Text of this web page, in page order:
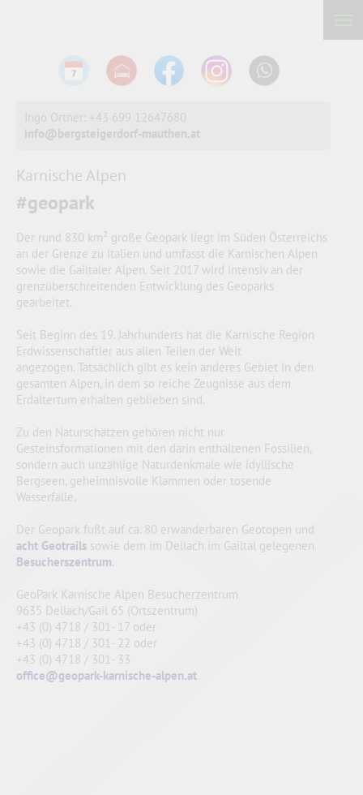
Ingo Ortner: +43 699 12647680
info@bergsteigerdorf-mauthen.at
Karnische Alpen
#geopark
Der rund 830 km² große Geopark liegt im Süden Österreichs
an der Grenze zu Italien und umfasst die Karnischen Alpen
sowie die Gailtaler Alpen. Seit 2017 wird intensiv an der
grenzüberschreitenden Entwicklung des Geoparks
gearbeitet.
Seit Beginn des 19. Jahrhunderts hat die Karnische Region
Erdwissenschaftler aus allen Teilen der Welt
angezogen. Tatsächlich gibt es kein anderes Gebiet in den
gesamten Alpen, in dem so reiche Zeugnisse aus dem
Erdaltertum erhalten geblieben sind.
Zu den Naturschätzen gehören nicht nur
Gesteinsformationen mit den darin enthaltenen Fossilien,
sondern auch unzählige Naturdenkmale wie idyllische
Bergseen, geheimnisvolle Klammen oder tosende
Wasserfälle.
Der Geopark fußt auf ca. 80 erwanderbaren Geotopen und
acht Geotrails sowie dem im Dellach im Gailtal gelegenen
Besucherszentrum.
GeoPark Karnische Alpen Besucherzentrum
9635 Dellach/Gail 65 (Ortszentrum)
+43 (0) 4718 / 301- 17 oder
+43 (0) 4718 / 301- 22 oder
+43 (0) 4718 / 301- 33
office@geopark-karnische-alpen.at